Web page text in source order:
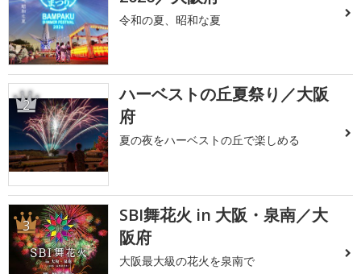
令和の夏、昭和な夏
2
ハーベストの丘夏祭り／大阪
府
夏の夜をハーベストの丘で楽しめる
3
SBI舞花火 in 大阪・泉南／大
阪府
大阪最大級の花火を泉南で